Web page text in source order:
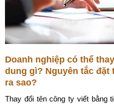
Doanh nghiệp có thể
dung gì? Nguyên tắc đặt
ra sao?
Thay đổi tên công ty viết bằng